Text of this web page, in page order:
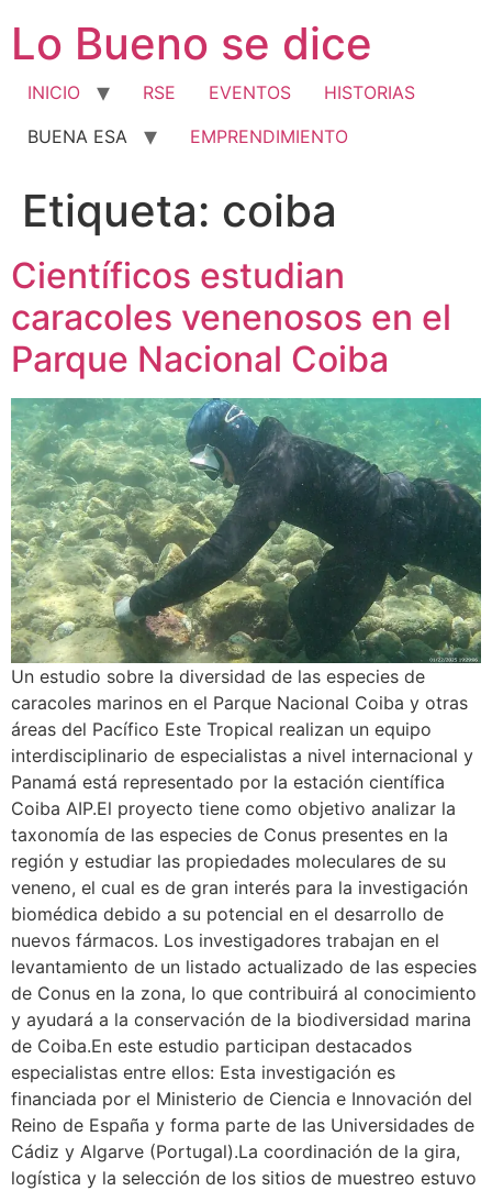
contenido
Lo Bueno se dice
INICIO RSE EVENTOS
HISTORIAS
BUENA ESA
EMPRENDIMIENTO
Etiqueta: coiba
Científicos estudian
caracoles venenosos en el
Parque Nacional Coiba
Un estudio sobre la diversidad de las especies de
caracoles marinos en el Parque Nacional Coiba y otras
áreas del Pacífico Este Tropical realizan un equipo
interdisciplinario de especialistas a nivel internacional y
Panamá está representado por la estación científica
Coiba AIP.El proyecto tiene como objetivo analizar la
taxonomía de las especies de Conus presentes en la
región y estudiar las propiedades moleculares de su
veneno, el cual es de gran interés para la investigación
biomédica debido a su potencial en el desarrollo de
nuevos fármacos. Los investigadores trabajan en el
levantamiento de un listado actualizado de las especies
de Conus en la zona, lo que contribuirá al conocimiento
y ayudará a la conservación de la biodiversidad marina
de Coiba.En este estudio participan destacados
especialistas entre ellos: Esta investigación es
financiada por el Ministerio de Ciencia e Innovación del
Reino de España y forma parte de las Universidades de
Cádiz y Algarve (Portugal).La coordinación de la gira,
logística y la selección de los sitios de muestreo estuvo